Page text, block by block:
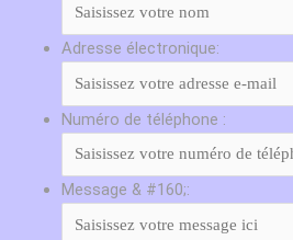
Adresse électronique:
Numéro de téléphone :
Message & #160;: